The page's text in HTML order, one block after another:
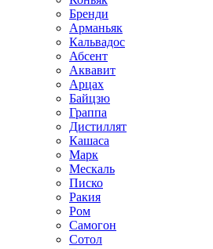
Бренди
Арманьяк
Кальвадос
Абсент
Аквавит
Арцах
Байцзю
Граппа
Дистиллят
Кашаса
Марк
Мескаль
Писко
Ракия
Ром
Самогон
Сотол